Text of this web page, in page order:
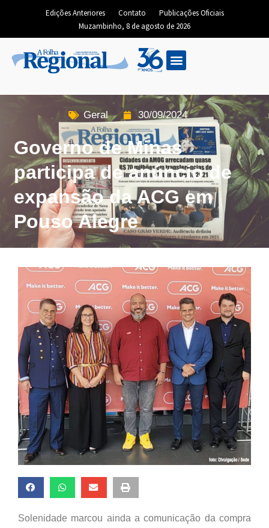
Edições Anteriores Contato
Publicações Oficiais
Muzambinho, 8 de agosto de 2026
Geral 30/09/2024
Governo de Minas
participa de anúncio de
expansão da ACG em
Pouso Alegre
Solenidade marcou ainda a comunicação da compra